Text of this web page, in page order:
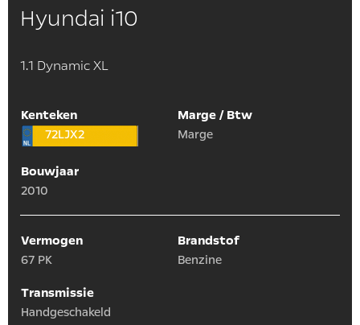
Hyundai i10
1.1 Dynamic XL
Kenteken
72LJX2
Marge / Btw
Marge
Bouwjaar
2010
Vermogen
67 PK
Brandstof
Benzine
Transmissie
Handgeschakeld